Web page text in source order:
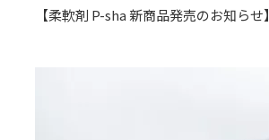
【柔軟剤 P-sha 新商品発売のお知らせ】